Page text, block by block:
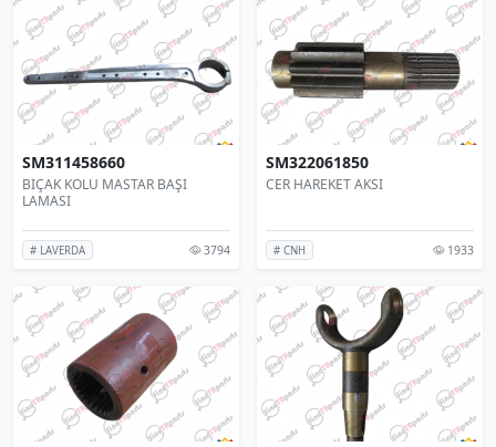
SM311458660
BIÇAK KOLU MASTAR BAŞI
LAMASI
# LAVERDA 3794
SM322061850
CER HAREKET AKSI
# CNH 1933